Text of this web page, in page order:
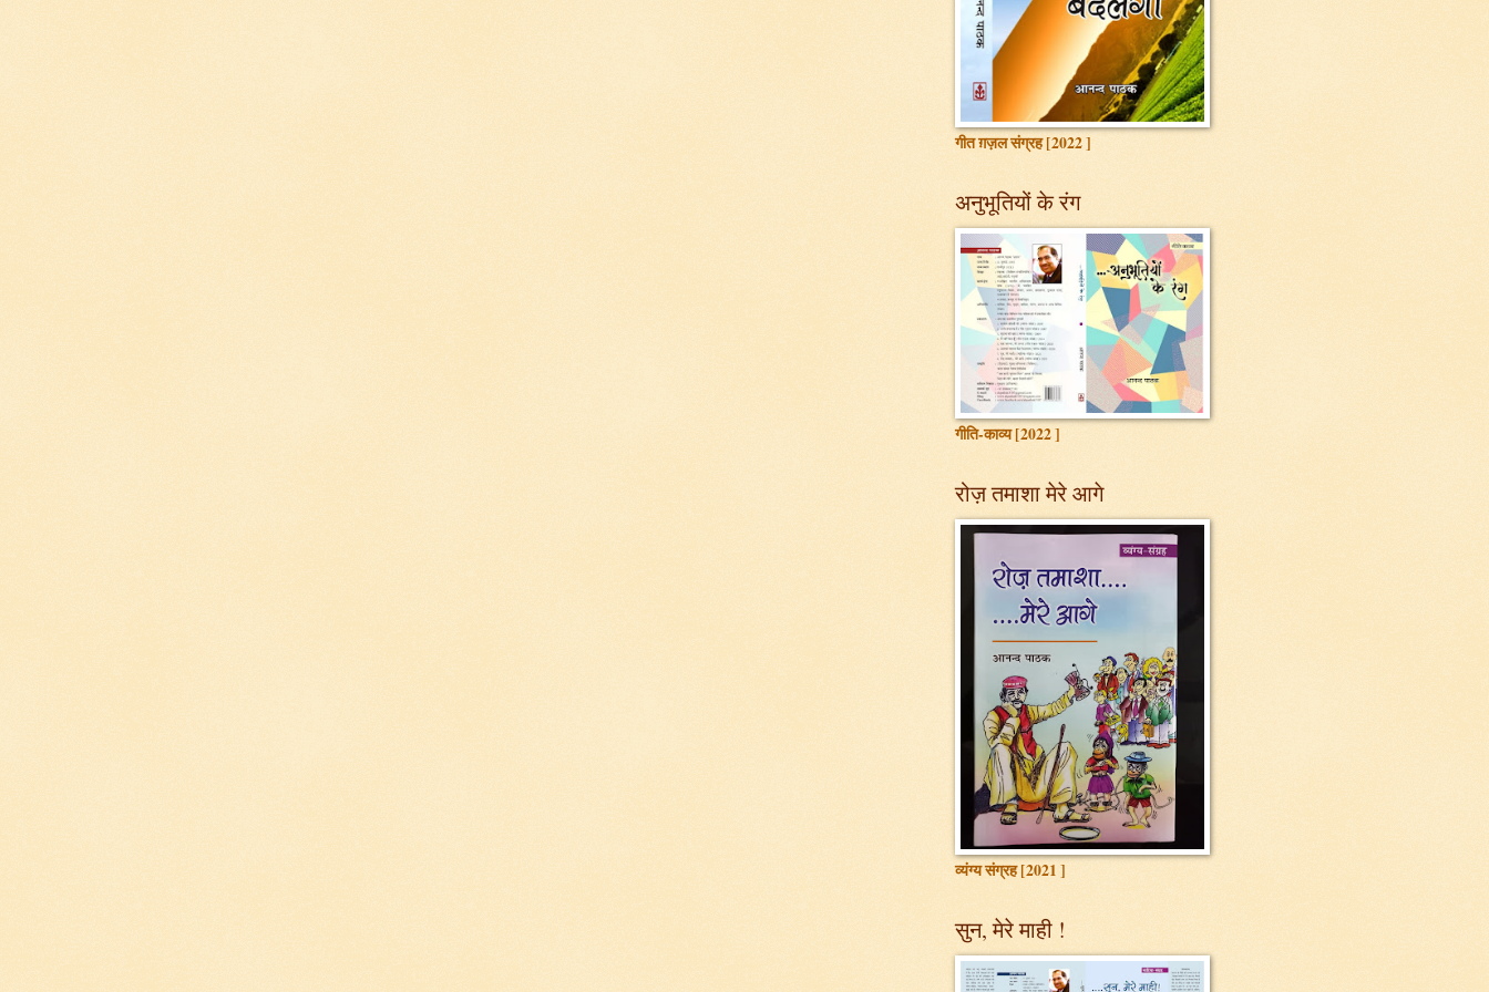
गीत ग़ज़ल संग्रह [2022 ]
अनुभूतियों के रंग
गीति-काव्य [2022 ]
रोज़ तमाशा मेरे आगे
व्यंग्य संग्रह [2021 ]
सुन, मेरे माही !